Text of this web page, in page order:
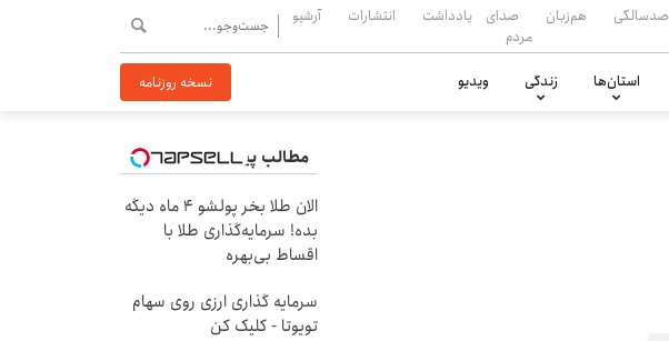
صدسالگی هم‌زبان
صدای
مردم
یادداشت انتشارات آرشیو
استان‌ها زندگی ویدیو نسخه روزنامه
مطالب پیشنهادی
الان طلا بخر پولشو 4 ماه دیگه
بده! سرمایه‌گذاری طلا با
اقساط بی‌بهره
سرمایه گذاری ارزی روی سهام
تویوتا - کلیک کن